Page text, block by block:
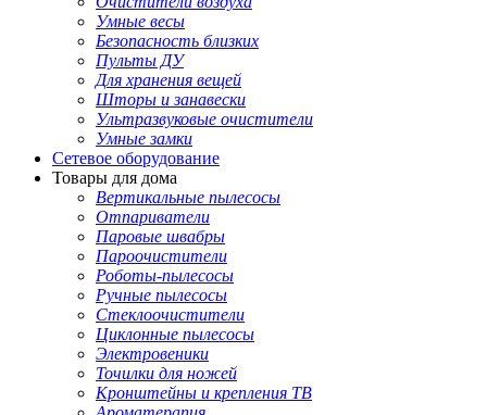
Умные весы
Безопасность близких
Пульты ДУ
Для хранения вещей
Шторы и занавески
Ультразвуковые очистители
Умные замки
Сетевое оборудование
Товары для дома
Вертикальные пылесосы
Отпариватели
Паровые швабры
Пароочистители
Роботы-пылесосы
Ручные пылесосы
Стеклоочистители
Циклонные пылесосы
Электровеники
Точилки для ножей
Кронштейны и крепления ТВ